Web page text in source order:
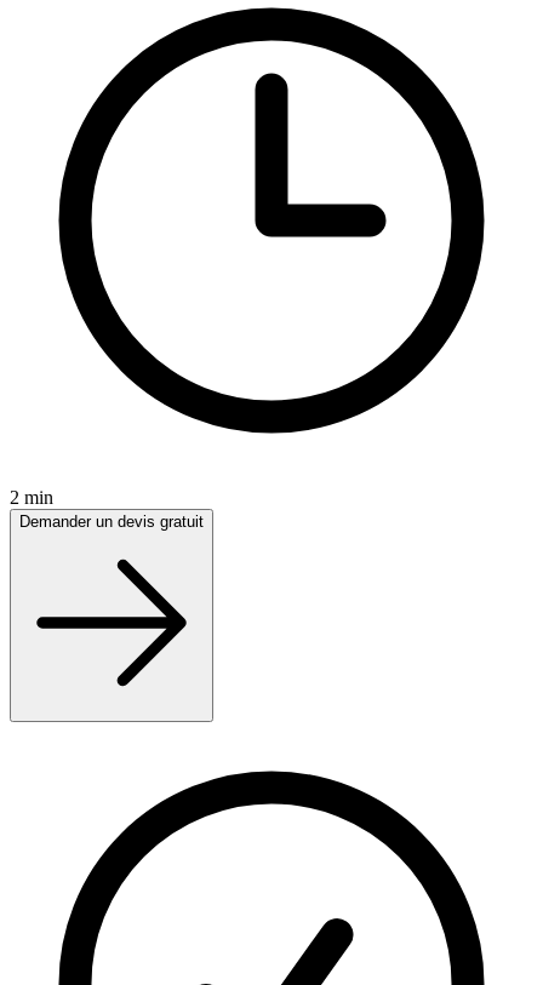
2 min
Demander un devis gratuit